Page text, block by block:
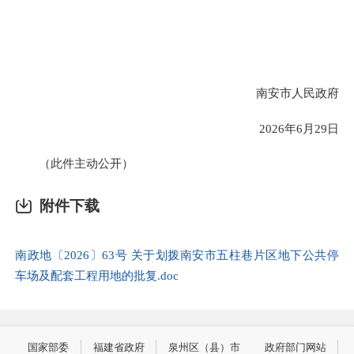
南安市人民政府
2026年6月29日
（此件主动公开）
附件下载
南政地〔2026〕63号 关于划拨南安市五柱巷片区地下公共停
车场及配套工程用地的批复.doc
国家部委 福建省政府 泉州区（县）市 政府部门网站